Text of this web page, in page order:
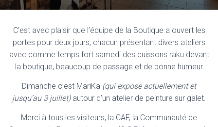
T
I
O
C’est avec plaisir que l’équipe de la Boutique a ouvert les
portes pour deux jours, chacun présentant divers ateliers
avec comme temps fort samedi des cuissons raku devant
la boutique, beaucoup de passage et de bonne humeur
Dimanche c’est MariKa (qui expose actuellement et
jusqu’au 3 juillet) autour d’un atelier de peinture sur galet.
Merci à tous les visiteurs, la CAF, la Communauté de